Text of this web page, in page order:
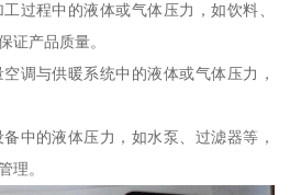
过程中的液体或气体压力，如饮料、
证产品质量。
调与供暖系统中的液体或气体压力，
中的液体压力，如水泵、过滤器等，
理。